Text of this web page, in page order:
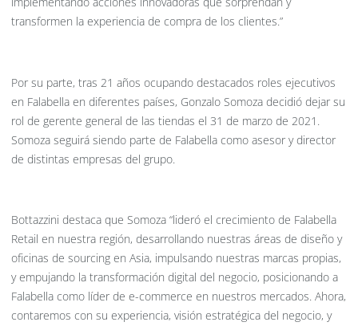
transformen la experiencia de compra de los clientes.”
Por su parte, tras 21 años ocupando destacados roles ejecutivos
en Falabella en diferentes países, Gonzalo Somoza decidió dejar su
rol de gerente general de las tiendas el 31 de marzo de 2021.
Somozaseguirá siendo parte de Falabella como asesor y director
de distintas empresas del grupo.
Bottazzini destaca queSomoza “lideró el crecimiento de Falabella
Retail en nuestra región, desarrollando nuestras áreas de diseño y
oficinas de sourcing en Asia, impulsando nuestras marcas propias,
y empujando la transformación digital del negocio, posicionando a
Falabella como líder de e-commerce en nuestros mercados. Ahora,
contaremos con su experiencia,visión estratégica del negocio, y